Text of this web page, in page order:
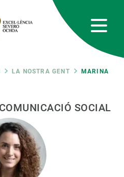
LA NOSTRA GENT
MARINA
SOCIAL